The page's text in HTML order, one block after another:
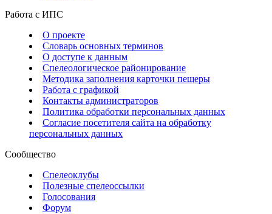
Работа с ИПС
О проекте
Словарь основных терминов
О доступе к данным
Спелеологическое районирование
Методика заполнения карточки пещеры
Работа с графикой
Контакты администраторов
Политика обработки персональных данных
Согласие посетителя сайта на обработку
персональных данных
Сообщество
Спелеоклубы
Полезные спелеоссылки
Голосования
Форум